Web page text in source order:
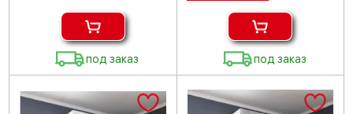
под заказ под заказ